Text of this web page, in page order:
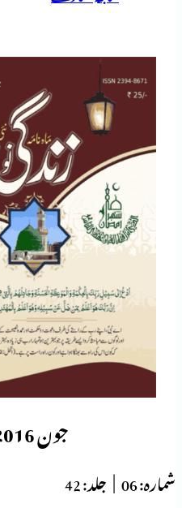
جون 2016
شمارہ: جلد: